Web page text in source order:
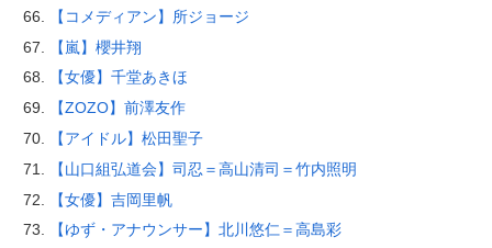
【コメディアン】所ジョージ
【嵐】櫻井翔
【女優】千堂あきほ
【ZOZO】前澤友作
【アイドル】松田聖子
【山口組弘道会】司忍＝高山清司＝竹内照明
【女優】吉岡里帆
【ゆず・アナウンサー】北川悠仁＝高島彩